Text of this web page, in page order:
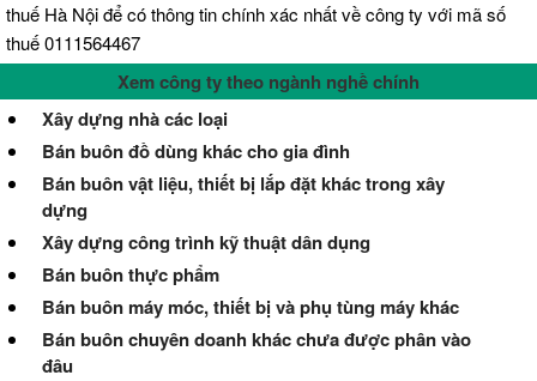
thuế Hà Nội để có thông tin chính xác nhất về công ty với mã số
thuế 0111564467
Xem công ty theo ngành nghề chính
Xây dựng nhà các loại
Bán buôn đồ dùng khác cho gia đình
Bán buôn vật liệu, thiết bị lắp đặt khác trong xây
dựng
Xây dựng công trình kỹ thuật dân dụng
Bán buôn thực phẩm
Bán buôn máy móc, thiết bị và phụ tùng máy khác
Bán buôn chuyên doanh khác chưa được phân vào
đâu